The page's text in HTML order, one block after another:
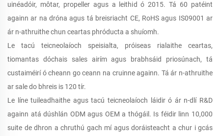
uinéadóir, môtar, propeller agus a leithid ó 2015. Tá 60 patéint
againn ar na dróna agus tá breisriacht CE, RoHS agus IS09001 ar
ár n-athruithe chun ceartas phróducta a shuíomh.
Le tacú teicneolaíoch speisialta, próiseas rialaithe ceartas,
tiomantas dóchais sales airím agus brabhsáid priosúnach, tá
custaiméirí ó cheann go ceann na cruinne againn. Tá ár n-athruithe
ar sale do bhreis is 120 tír.
Le líne tuileadhaithe agus tacú teicneolaíoch láidir ó ár n-dlí R&D
againn atá dúshlán ODM agus OEM a thógáil. Is féidir linn 10,000
suite de dhron a chruthú gach mí agus doráisteacht a chur i gcás